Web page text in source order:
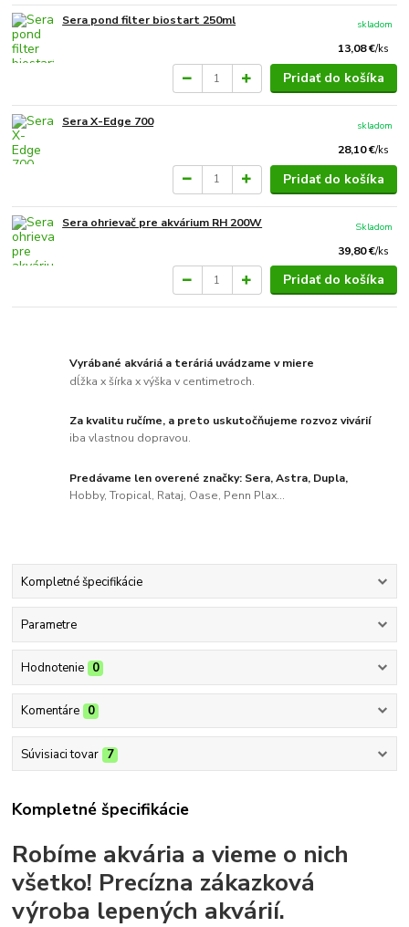
Sera pond filter biostart 250ml
13,08 €/ks
skladom
Pridať do košíka
Sera X-Edge 700
28,10 €/ks
skladom
Pridať do košíka
Sera ohrievač pre akvárium RH 200W
39,80 €/ks
Skladom
Pridať do košíka
Vyrábané akváriá a teráriá uvádzame v miere
dĺžka x šírka x výška v centimetroch.
Za kvalitu ručíme, a preto uskutočňujeme rozvoz vivárií
iba vlastnou dopravou.
Predávame len overené značky: Sera, Astra, Dupla,
Hobby, Tropical, Rataj, Oase, Penn Plax...
Kompletné špecifikácie
Parametre
Hodnotenie 0
Komentáre 0
Súvisiaci tovar 7
Kompletné špecifikácie
Robíme akvária a vieme o nich
všetko! Precízna zákazková
výroba lepených akvárií.